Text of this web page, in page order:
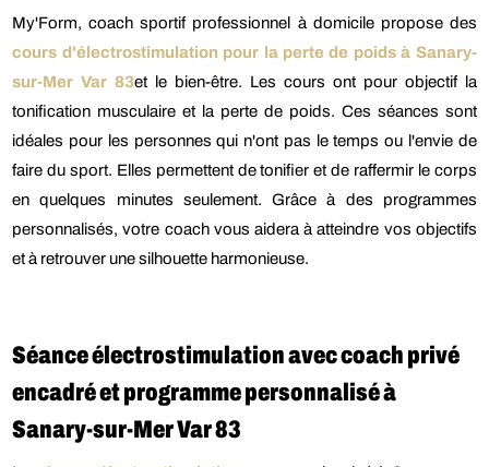
My'Form, coach sportif professionnel à domicile propose des
cours d'électrostimulation pour la perte de poids à Sanary-
sur-Mer Var 83et le bien-être. Les cours ont pour objectif la
tonification musculaire et la perte de poids. Ces séances sont
idéales pour les personnes qui n'ont pas le temps ou l'envie de
faire du sport. Elles permettent de tonifier et de raffermir le corps
en quelques minutes seulement. Grâce à des programmes
personnalisés, votre coach vous aidera à atteindre vos objectifs
et à retrouver une silhouette harmonieuse.
Séance électrostimulation avec coach privé
encadré et programme personnalisé à
Sanary-sur-Mer Var 83